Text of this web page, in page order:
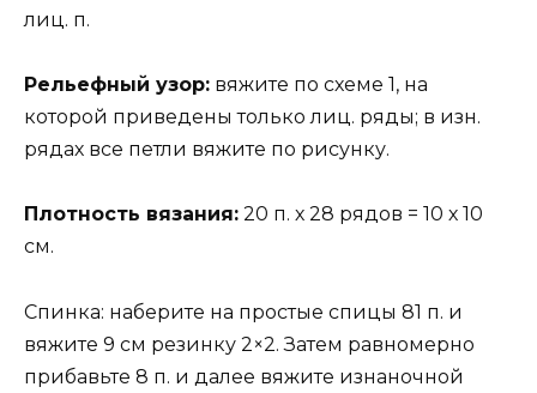
лиц. п.
Рельефный узор: вяжите по схеме 1, на
которой приведены только лиц. ряды; в изн.
рядах все петли вяжите по рисунку.
Плотность вязания: 20 п. х 28 рядов = 10 х 10
см.
Спинка: наберите на простые спицы 81 п. и
вяжите 9 см резинку 2×2. Затем равномерно
прибавьте 8 п. и далее вяжите изнаночной